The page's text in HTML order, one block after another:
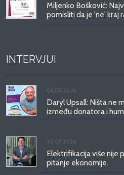
Miljenko Bošković:
pomisliti da je 'ne' kraj
INTERVJUI
06.08.2026.
Daryl Upsall: Ništa ne
između donatora i
30.07.2026.
Elektrifikacija više nije
pitanje ekonomije.